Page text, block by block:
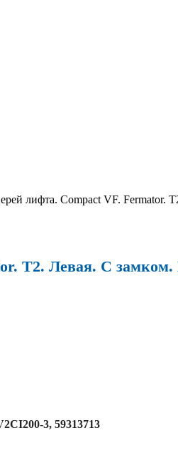
лифта. Compact VF. Fermator.
T2. Левая. С
3, 59313713